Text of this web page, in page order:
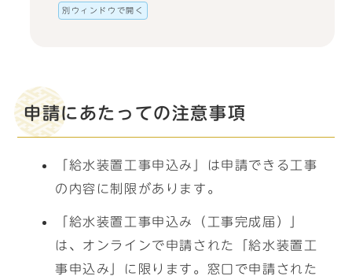
別ウィンドウで開く
申請にあたっての注意事項
「給水装置工事申込み」は申請できる工事
の内容に制限があります。
「給水装置工事申込み（工事完成届）」
は、オンラインで申請された「給水装置工
事申込み」に限ります。窓口で申請された